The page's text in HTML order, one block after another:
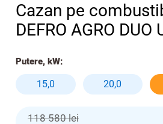
Cazan pe
DEFRO AGRO DUO
Putere, kW:
15,0 20,0
118 580 lei